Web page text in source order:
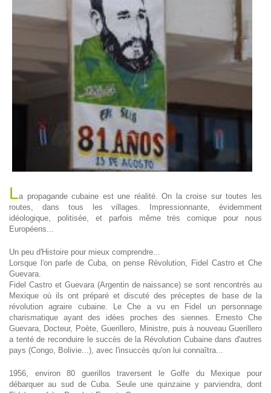
La propagande cubaine est une réalité. On la croise sur toutes les
routes, dans tous les villages. Impressionnante, évidemment
idéologique, politisée, et parfois même très comique pour nous
Européens...
Un peu d'Histoire pour mieux comprendre...
Lorsque l'on parle de Cuba, on pense Révolution, Fidel Castro et Che
Guevara.
Fidel Castro et Guevara (Argentin de naissance) se sont rencontrés au
Mexique où ils ont préparé et discuté des préceptes de base de la
révolution agraire cubaine. Le Che a vu en Fidel un personnage
charismatique ayant des idées proches des siennes. Ernesto Che
Guevara, Docteur, Poète, Guerillero, Ministre, puis à nouveau Guerillero
a tenté de reconduire le succès de la Révolution Cubaine dans d'autres
pays (Congo, Bolivie...), avec l'insuccès qu'on lui connaîtra...
1956, environ 80 guerillos traversent le Golfe du Mexique pour
débarquer au sud de Cuba. Seule une quinzaine y parviendra, dont